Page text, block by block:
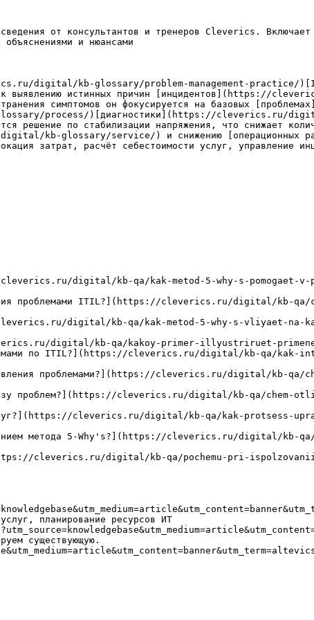
от консультантов и тренеров Cleverics.
и нюансами
digital/kb-glossary/problem-management-practice/
истинных причин [инцидентов](https://
симптомов он фокусируется на базовых
process/)[диагностики](https://cleverics.ru/
решение по стабилизации напряжения, что снижает
kb-glossary/service/) и снижению [операционных
расчёт себестоимости услуг, управление
cleverics.ru/digital/kb-qa/kak-metod-5-why-s-
проблемами ITIL?](https://cleverics.ru/digital/kb-
cleverics.ru/digital/kb-qa/kak-metod-5-why-s-vliyaet-na-
digital/kb-qa/kakoy-primer-illyustriruet-
по ITIL?](https://cleverics.ru/digital/kb-qa/kak-
проблемами?](https://cleverics.ru/digital/kb-qa/
проблем?](https://cleverics.ru/digital/kb-qa/chem-
услуг?](https://cleverics.ru/digital/kb-qa/kak-protsess-
метода 5-Why's?](https://cleverics.ru/digital/
cleverics.ru/digital/kb-qa/pochemu-pri-
планирование ресурсов ИТ
существующую.